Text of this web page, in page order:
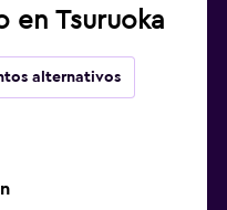
en Tsuruoka
alternativos